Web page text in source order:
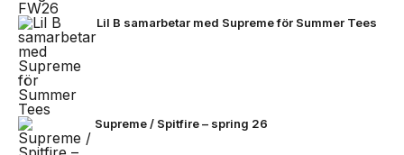
Lil B samarbetar med Supreme för Summer Tees
Supreme / Spitfire – spring 26